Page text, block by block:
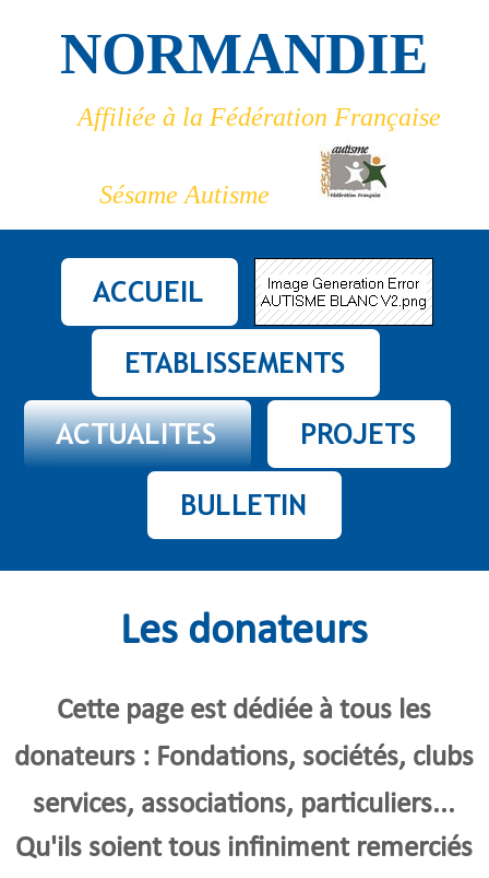
NORMANDIE
Affiliée à la Fédération Française
Sésame Autisme
Les donateurs
Cette page est dédiée à tous les
donateurs : Fondations, sociétés, clubs
services, associations, particuliers...
Qu'ils soient tous infiniment remerciés